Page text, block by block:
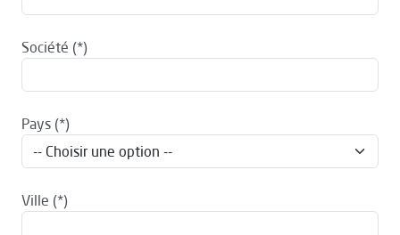
Société
Pays
Ville